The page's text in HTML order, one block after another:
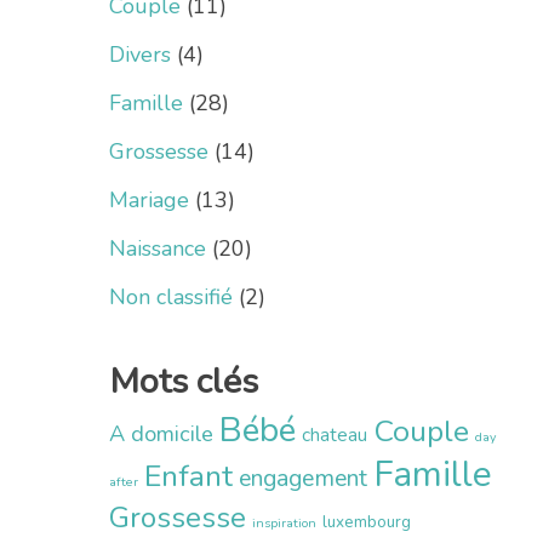
Couple (11)
Divers(4)
Famille (28)
Grossesse (14)
Mariage (13)
Naissance (20)
Non classifié (2)
Mots clés
A domicile Bébé chateau Couple day
after Enfant engagement Famille
Grossesse inspiration luxembourg